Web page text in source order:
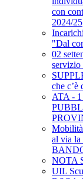
con
2024/25
"Dal
02
servizio
che c’è
ATA -
al via
NOTA
UIL